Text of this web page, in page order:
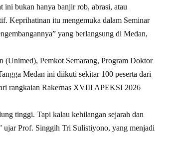
ini bukan hanya banjir rob, abrasi, atau
Keprihatinan itu mengemuka dalam Seminar
yang berlangsung di Medan,
(Unimed), Pemkot Semarang, Program Doktor
Medan ini diikuti sekitar 100 peserta dari
rangkaian Rakernas XVIII APEKSI 2026
tinggi. Tapi kalau kehilangan sejarah dan
ujar Prof. Singgih Tri Sulistiyono, yang menjadi